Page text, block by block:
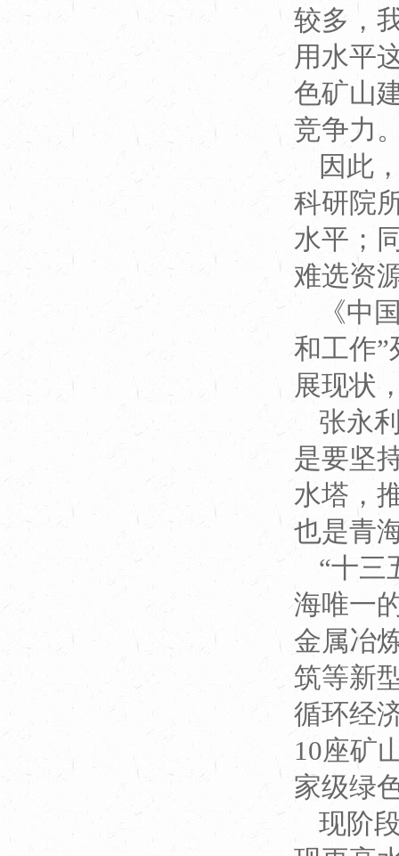
较多，
用水平
色矿山
竞争力
因此
科研院
水平；
难选资
《中
和工作”
展现状
张永
是要坚
水塔，
也是青
“十三
海唯一
金属冶
筑等新
循环经
10座矿
家级绿
现阶